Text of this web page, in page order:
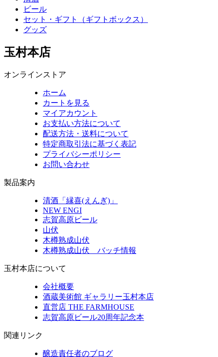
ビール
セット・ギフト（ギフトボックス）
グッズ
玉村本店
オンラインストア
ホーム
カートを見る
マイアカウント
お支払い方法について
配送方法・送料について
特定商取引法に基づく表記
プライバシーポリシー
お問い合わせ
製品案内
清酒「縁喜(えんぎ)」
NEW ENGI
志賀高原ビール
山伏
木樽熟成山伏
木樽熟成山伏 バッチ情報
玉村本店について
会社概要
酒蔵美術館 ギャラリー玉村本店
直営店 THE FARMHOUSE
志賀高原ビール20周年記念本
関連リンク
醸造責任者のブログ